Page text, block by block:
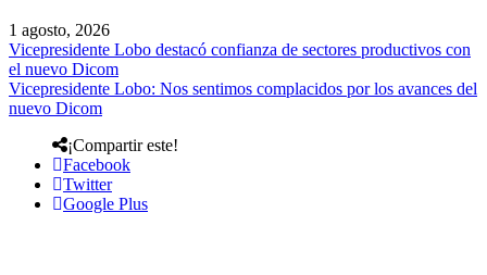
1 agosto, 2026
Vicepresidente Lobo destacó confianza de sectores productivos con
el nuevo Dicom
Vicepresidente Lobo: Nos sentimos complacidos por los avances del
nuevo Dicom
¡Compartir este!
Facebook
Twitter
Google Plus